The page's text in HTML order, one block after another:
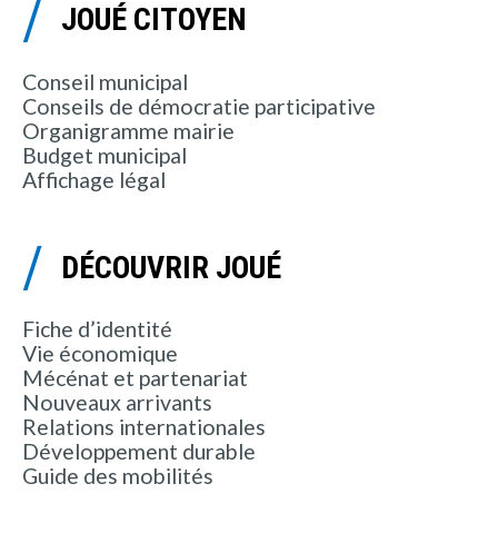
JOUÉ CITOYEN
Conseil municipal
Conseils de démocratie participative
Organigramme mairie
Budget municipal
Affichage légal
DÉCOUVRIR JOUÉ
Fiche d’identité
Vie économique
Mécénat et partenariat
Nouveaux arrivants
Relations internationales
Développement durable
Guide des mobilités